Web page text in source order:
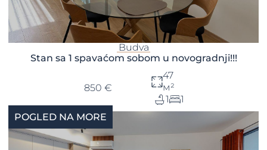
Budva
Stan sa 1 spavaćom sobom u novogradnji!!!
850 €
47
м²
1
1
POGLED NA MORE